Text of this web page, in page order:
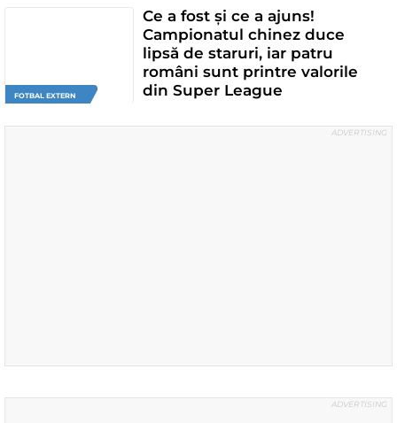
FOTBAL EXTERN
Ce a fost și ce a ajuns!
Campionatul chinez duce
lipsă de staruri, iar patru
români sunt printre valorile
din Super League